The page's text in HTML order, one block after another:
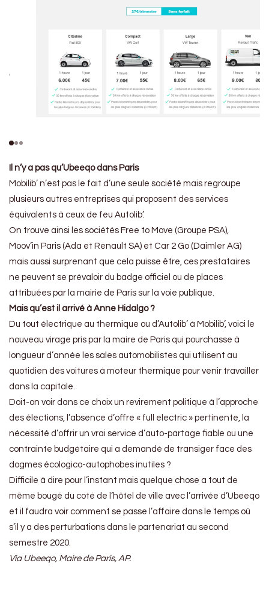
Il n’y a pas qu’Ubeeqo dans Paris
Mobilib’ n’est pas le fait d’une seule société mais regroupe
plusieurs autres entreprises qui proposent des services
équivalents à ceux de feu Autolib’.
On trouve ainsi les sociétés Free to Move (Groupe PSA),
Moov’in Paris (Ada et Renault SA) et Car 2 Go (Daimler AG)
mais aussi surprenant que cela puisse être, ces prestataires
ne peuvent se prévaloir du badge officiel ou de places
attribuées par la mairie de Paris sur la voie publique.
Mais qu’est il arrivé à Anne Hidalgo ?
Du tout électrique au thermique ou d’Autolib’ à Mobilib’, voici le
nouveau virage pris par la maire de Paris qui pourchasse à
longueur d’année les sales automobilistes qui utilisent au
quotidien des voitures à moteur thermique pour venir travailler
dans la capitale.
Doit-on voir dans ce choix un revirement politique à l’approche
des élections, l’absence d’offre « full electric » pertinente, la
nécessité d’offrir un vrai service d’auto-partage fiable ou une
contrainte budgétaire qui a demandé de transiger face des
dogmes écologico-autophobes inutiles ?
Difficile à dire pour l’instant mais quelque chose a tout de
même bougé du coté de l’hôtel de ville avec l’arrivée d’Ubeeqo
et il faudra voir comment se passe l’affaire dans le temps où
s’il y a des perturbations dans le partenariat au second
semestre 2020.
Via Ubeeqo, Maire de Paris, AP.